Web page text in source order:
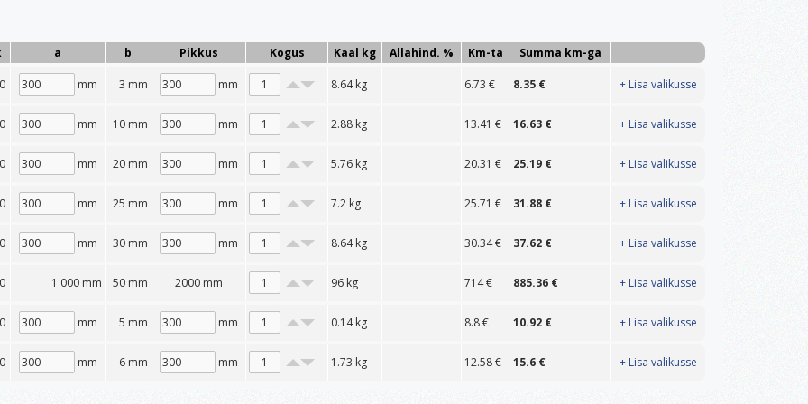
a b Pikkus Kogus Kaal kg Allahind. % Km-ta Summa km-ga
mm 3 mm mm 8.64kg 6.73 € 8.35 € + Lisa valikusse
mm 10 mm mm 2.88 kg 13.41 € 16.63 € + Lisa valikusse
mm 20 mm mm 5.76 kg 20.31 € 25.19 € + Lisa valikusse
mm 25 mm mm 7.2 kg 25.71 € 31.88 € + Lisa valikusse
mm 30 mm mm 8.64kg 30.34€ 37.62 € + Lisa valikusse
1 000 mm 50 mm 2000 mm 96 kg 714€ 885.36 € + Lisa valikusse
mm 5 mm mm 0.14kg 8.8€ 10.92 € + Lisa valikusse
mm 6 mm mm 1.73 kg 12.58€ 15.6 € + Lisa valikusse